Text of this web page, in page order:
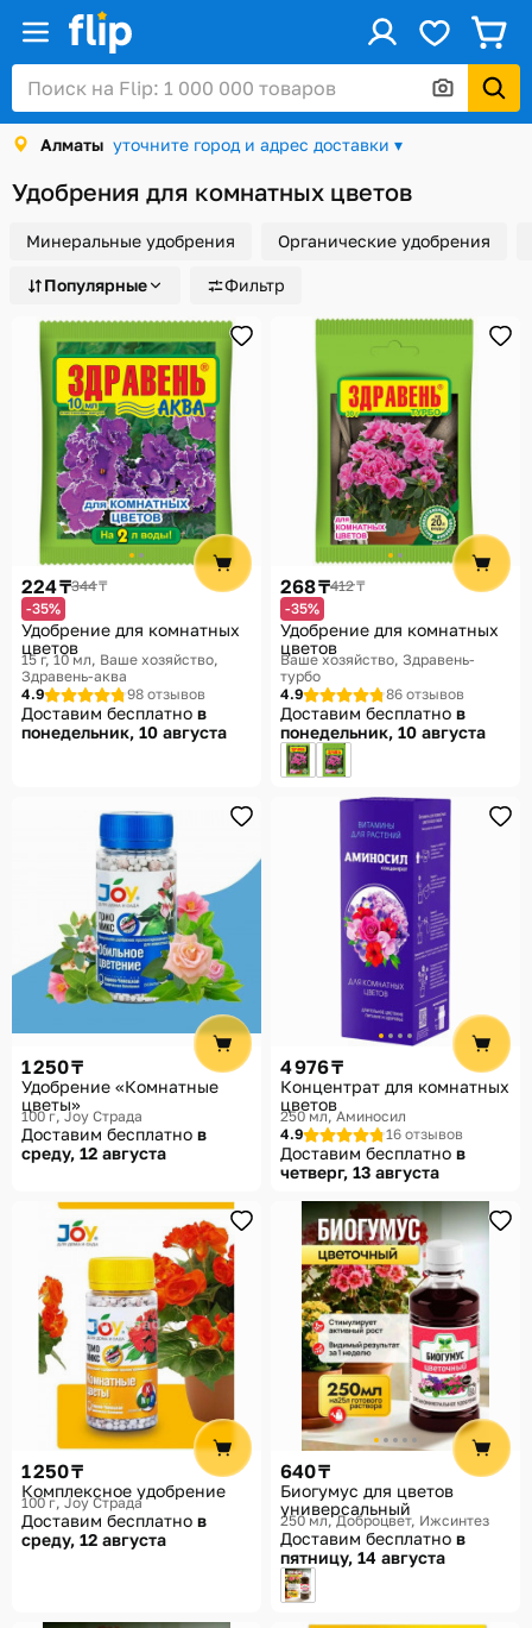
Алматы уточните город и адрес доставки ▾
Удобрения для комнатных цветов
Минеральные удобрения Органические удобрения
Популярные Фильтр
224 ₸344 ₸
-35%
Удобрение для комнатных
цветов
15 г, 10 мл Ваше хозяйство,
Здравень-аква
4.9
98 отзывов
Доставим бесплатно в
понедельник, 10 августа
268 ₸412 ₸
-35%
Удобрение для комнатных
цветов
Ваше хозяйство, Здравень-
турбо
4.9
86 отзывов
Доставим бесплатно в
понедельник, 10 августа
1 250 ₸
Удобрение «Комнатные
цветы»
100 г Joy Страда
Доставим бесплатно в
среду, 12 августа
4 976 ₸
Концентрат для комнатных
цветов
250 мл Аминосил
4.9
16 отзывов
Доставим бесплатно в
четверг, 13 августа
1 250 ₸
Комплексное удобрение
100 г Joy Страда
Доставим бесплатно в
среду, 12 августа
640 ₸
Биогумус для цветов
универсальный
250 мл Доброцвет, Ижсинтез
Доставим бесплатно в
пятницу, 14 августа
Войти / Регистрация
Каталог
Скидки и акции
Подарочные карты
Заказы
Посылки
Алматы
Корзина
Избранное
История просмотров
Помощь
Способы доставки
Способы оплаты